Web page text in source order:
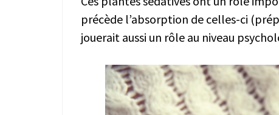
précède l’absorption de celles-ci
jouerait aussi un rôle au niveau